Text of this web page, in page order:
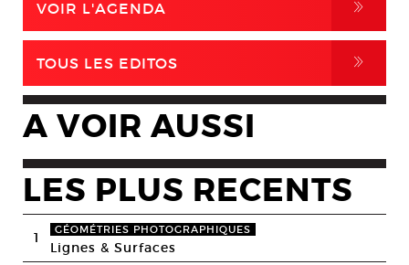
VOIR L'AGENDA ,
TOUS LES EDITOS ,
A VOIR AUSSI
LES PLUS RECENTS
1 GÉOMÉTRIES PHOTOGRAPHIQUES
Lignes & Surfaces